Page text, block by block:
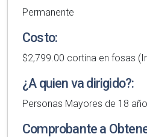
Permanente
Costo:
$2,799.00 cortina en fosas
¿A quien va dirigido?:
Personas Mayores de 18
Comprobante a